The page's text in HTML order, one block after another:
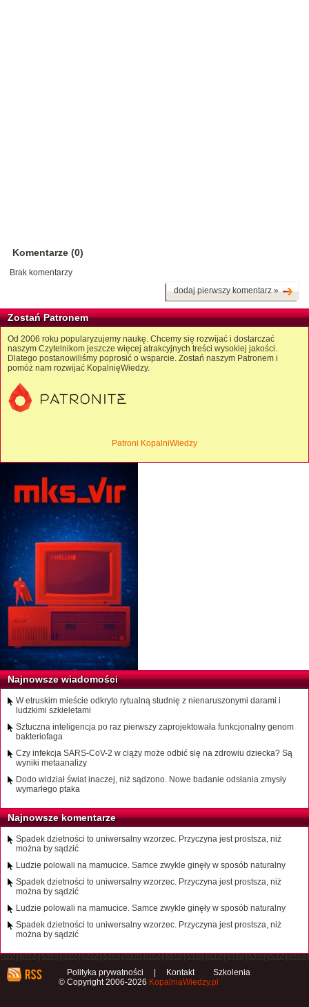
Komentarze (0)
Brak komentarzy
dodaj pierwszy komentarz »
Zostań Patronem
Od 2006 roku popularyzujemy naukę. Chcemy się rozwijać i dostarczać
naszym Czytelnikom jeszcze więcej atrakcyjnych treści wysokiej jakości.
Dlatego postanowiliśmy poprosić o wsparcie. Zostań naszym Patronem i
pomóż nam rozwijać KopalnięWiedzy.
Patroni KopalniWiedzy
Najnowsze wiadomości
W etruskim mieście odkryto rytualną studnię z nienaruszonymi darami i
ludzkimi szkieletami
Sztuczna inteligencja po raz pierwszy zaprojektowała funkcjonalny genom
bakteriofaga
Czy infekcja SARS-CoV-2 w ciąży może odbić się na zdrowiu dziecka? Są
wyniki metaanalizy
Dodo widział świat inaczej, niż sądzono. Nowe badanie odsłania zmysły
wymarłego ptaka
Najnowsze komentarze
Spadek dzietności to uniwersalny wzorzec. Przyczyna jest prostsza, niż
można by sądzić
Ludzie polowali na mamucice. Samce zwykle ginęły w sposób naturalny
Spadek dzietności to uniwersalny wzorzec. Przyczyna jest prostsza, niż
można by sądzić
Ludzie polowali na mamucice. Samce zwykle ginęły w sposób naturalny
Spadek dzietności to uniwersalny wzorzec. Przyczyna jest prostsza, niż
można by sądzić
Polityka prywatności Kontakt
Szkolenia
© Copyright 2006-2026 KopalniaWiedzy.pl